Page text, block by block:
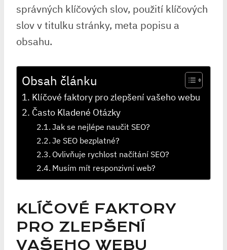
správných klíčových slov, použití klíčových
slov v titulku stránky, meta popisu a
obsahu.
Obsah článku
Klíčové faktory pro zlepšení vašeho webu
Často Kladené Otázky
Jak se nejlépe naučit SEO?
Je SEO bezplatné?
Ovlivňuje rychlost načítání SEO?
Musím mít responzivní web?
KLÍČOVÉ FAKTORY
PRO ZLEPŠENÍ
VAŠEHO WEBU